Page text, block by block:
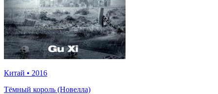
Китай • 2016
Тёмный король (Новелла)